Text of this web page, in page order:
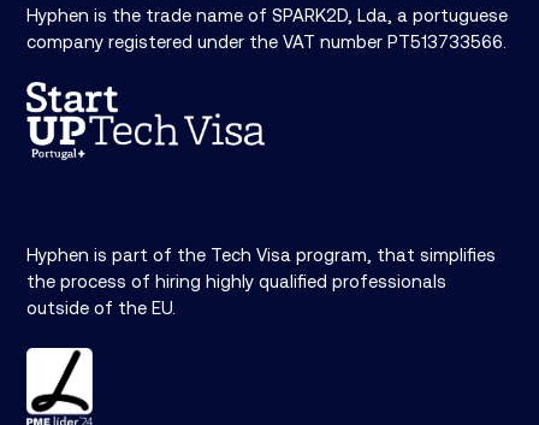
Hyphen is the trade name of SPARK2D, Lda, a portuguese
company registered under the VAT number PT513733566.
Hyphen is part of the Tech Visa program, that simplifies
the process of hiring highly qualified professionals
outside of the EU.